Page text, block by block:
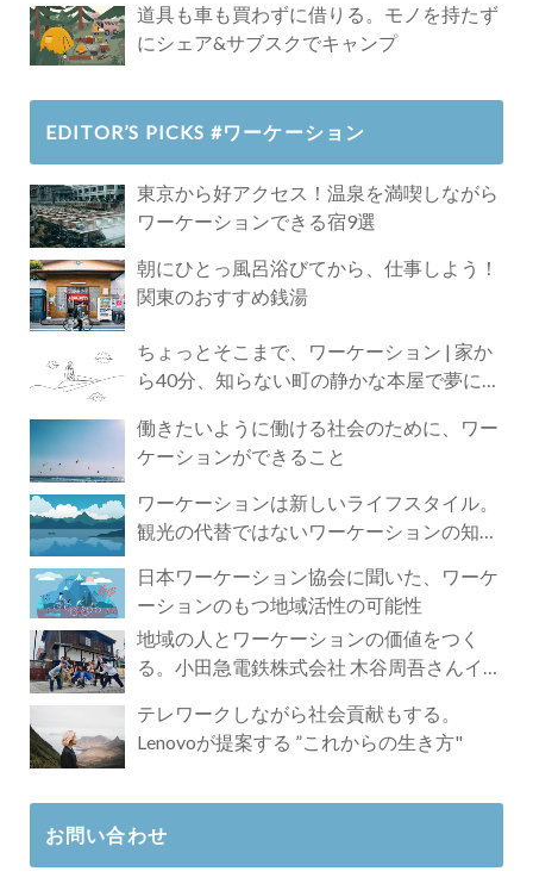
道具も車も買わずに借りる。モノを持たず
にシェア&サブスクでキャンプ
EDITOR’S PICKS #ワーケーション
東京から好アクセス！温泉を満喫しながら
ワーケーションできる宿9選
朝にひとっ風呂浴びてから、仕事しよう！
関東のおすすめ銭湯
ちょっとそこまで、ワーケーション | 家か
ら40分、知らない町の静かな本屋で夢に近
働きたいように働ける社会のために、ワー
ケーションができること
ワーケーションは新しいライフスタイル。
観光の代替ではないワーケーションの知ら
日本ワーケーション協会に聞いた、ワーケ
ーションのもつ地域活性の可能性
地域の人とワーケーションの価値をつく
る。小田急電鉄株式会社 木谷周吾さんイン
テレワークしながら社会貢献もする。
Lenovoが提案する ”これからの生き方"
お問い合わせ